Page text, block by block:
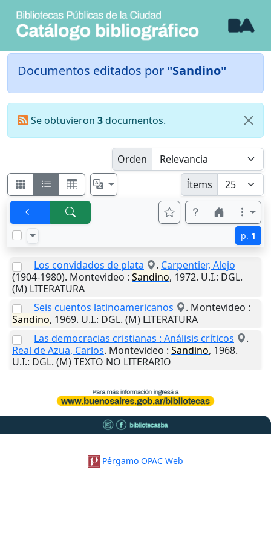
Documentos editados por "Sandino"
Se obtuvieron 3documentos.
Orden
Ítems
p. 1
Los convidados de plata . Carpentier, Alejo
(1904-1980). Montevideo : Sandino, 1972. U.I.: DGL.
(M) LITERATURA
Seis cuentos latinoamericanos
. Montevideo :
Sandino, 1969. U.I.: DGL. (M) LITERATURA
Las democracias cristianas : Análisis críticos
.
Real de Azua, Carlos. Montevideo : Sandino, 1968.
U.I.: DGL. (M) TEXTO NO LITERARIO
Pérgamo OPAC Web